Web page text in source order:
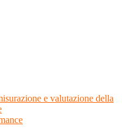
e valutazione della